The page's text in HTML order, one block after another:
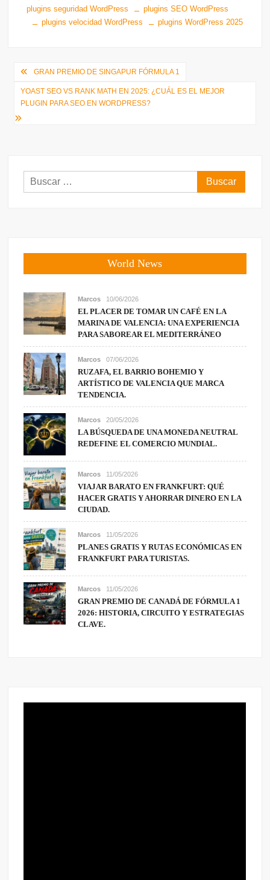
plugins seguridad WordPress
plugins SEO WordPress
plugins velocidad WordPress
plugins WordPress 2025
Navegación
de
entradas
GRAN PREMIO DE SINGAPUR FÓRMULA 1
YOAST SEO VS RANK MATH EN 2025: ¿CUÁL ES EL MEJOR
PLUGIN PARA SEO EN WORDPRESS?
Buscar:
World News
Marcos 10/06/2026
EL PLACER DE TOMAR UN CAFÉ EN LA
MARINA DE VALENCIA: UNA EXPERIENCIA
PARA SABOREAR EL MEDITERRÁNEO
Marcos 07/06/2026
RUZAFA, EL BARRIO BOHEMIO Y
ARTÍSTICO DE VALENCIA QUE MARCA
TENDENCIA.
Marcos 20/05/2026
LA BÚSQUEDA DE UNA MONEDA NEUTRAL
REDEFINE EL COMERCIO MUNDIAL.
Marcos 11/05/2026
VIAJAR BARATO EN FRANKFURT: QUÉ
HACER GRATIS Y AHORRAR DINERO EN LA
CIUDAD.
Marcos 11/05/2026
PLANES GRATIS Y RUTAS ECONÓMICAS EN
FRANKFURT PARA TURISTAS.
Marcos 11/05/2026
GRAN PREMIO DE CANADÁ DE FÓRMULA 1
2026: HISTORIA, CIRCUITO Y ESTRATEGIAS
CLAVE.